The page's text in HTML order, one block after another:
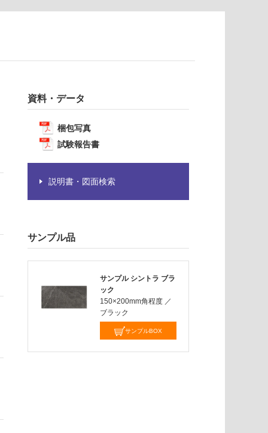
資料・データ
梱包写真
試験報告書
説明書・図面検索
サンプル品
サンプル シントラ ブラ
ック
150×200mm角程度 ／
ブラック
サンプルBOX